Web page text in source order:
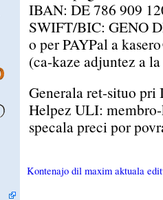
IBAN: DE 786 909
SWIFT/BIC: GENO
o per PAYPal a
(ca-kaze adjuntez a
Generala ret-situo
Helpez ULI:
specala preci por
Kontenajo dil maxim aktuala